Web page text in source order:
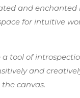
and enchanted
for intuitive
tool of
and
canvas.